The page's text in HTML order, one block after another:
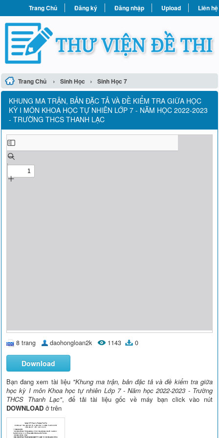
Trang Chủ Đăng ký Đăng nhập Upload Liên hệ
Trang Chủ › Sinh Học › Sinh Học 7
KHUNG MA TRẬN, BẢN ĐẶC TẢ VÀ ĐỀ KIỂM TRA GIỮA HỌC
KỲ I MÔN KHOA HỌC TỰ NHIÊN LỚP 7 - NĂM HỌC 2022-2023
- TRƯỜNG THCS THANH LẠC
8 trang daohongloan2k 1143 0
Download
Bạn đang xem tài liệu "Khung ma trận, bản đặc tả và đề kiểm tra giữa
học kỳ I môn Khoa học tự nhiên Lớp 7 - Năm học 2022-2023 - Trường
THCS Thanh Lạc", để tải tài liệu gốc về máy bạn click vào nút
DOWNLOAD ở trên